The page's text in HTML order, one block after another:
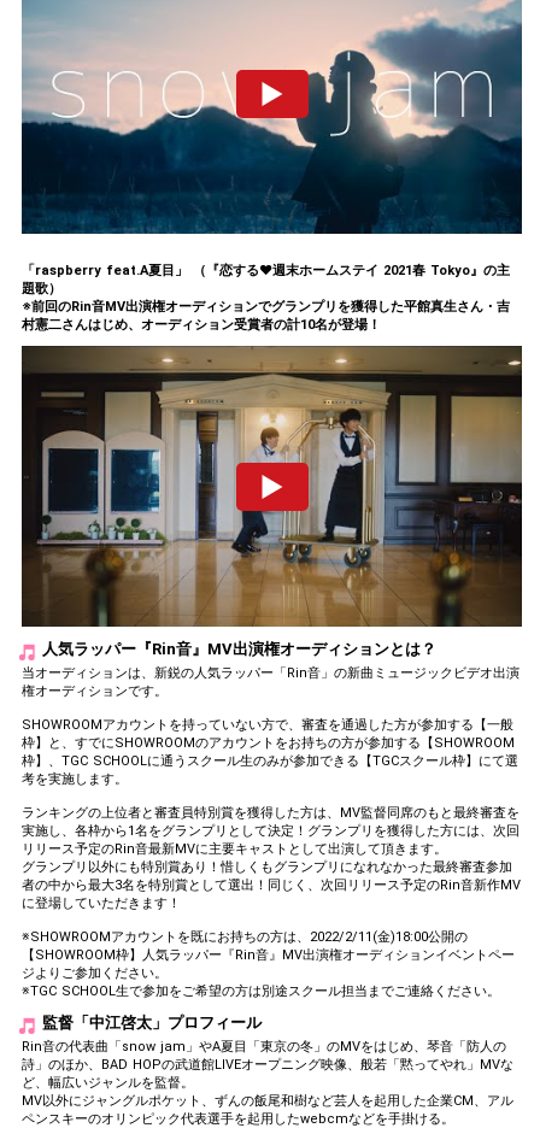
「raspberry feat.A夏目」 （『恋する♥週末ホームステイ 2021春 Tokyo』の主
題歌）
※前回のRin音MV出演権オーディションでグランプリを獲得した平館真生さん・吉
村憲二さんはじめ、オーディション受賞者の計10名が登場！
人気ラッパー『Rin音』MV出演権オーディションとは？
当オーディションは、新鋭の人気ラッパー「Rin音」の新曲ミュージックビデオ出演
権オーディションです。
SHOWROOMアカウントを持っていない方で、審査を通過した方が参加する【一般
枠】と、すでにSHOWROOMのアカウントをお持ちの方が参加する【SHOWROOM
枠】、TGC SCHOOLに通うスクール生のみが参加できる【TGCスクール枠】にて選
考を実施します。
ランキングの上位者と審査員特別賞を獲得した方は、MV監督同席のもと最終審査を
実施し、各枠から1名をグランプリとして決定！グランプリを獲得した方には、次回
リリース予定のRin音最新MVに主要キャストとして出演して頂きます。
グランプリ以外にも特別賞あり！惜しくもグランプリになれなかった最終審査参加
者の中から最大3名を特別賞として選出！同じく、次回リリース予定のRin音新作MV
に登場していただきます！
※SHOWROOMアカウントを既にお持ちの方は、2022/2/11(金)18:00公開の
【SHOWROOM枠】人気ラッパー『Rin音』MV出演権オーディションイベントペー
ジよりご参加ください。
※TGC SCHOOL生で参加をご希望の方は別途スクール担当までご連絡ください。
監督「中江啓太」プロフィール
Rin音の代表曲「snow jam」やA夏目「東京の冬」のMVをはじめ、琴音「防人の
詩」のほか、BAD HOPの武道館LIVEオープニング映像、般若「黙ってやれ」MVな
ど、幅広いジャンルを監督。
MV以外にジャングルポケット、ずんの飯尾和樹など芸人を起用した企業CM、アル
ペンスキーのオリンピック代表選手を起用したwebcmなどを手掛ける。